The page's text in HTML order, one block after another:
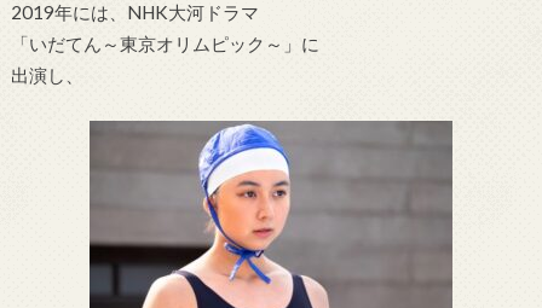
2019年には、NHK大河ドラマ
「いだてん～東京オリムピック～」に
出演し、